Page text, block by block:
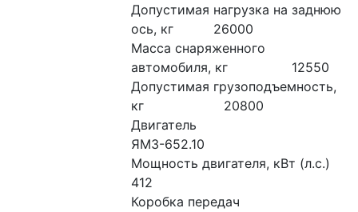
Допустимая нагрузка на заднюю
ось, кг          26000
Масса снаряженного
автомобиля, кг                12550
Допустимая грузоподъемность,
кг                    20800
Двигатель
ЯМЗ-652.10
Мощность двигателя, кВт (л.с.)
412
Коробка передач